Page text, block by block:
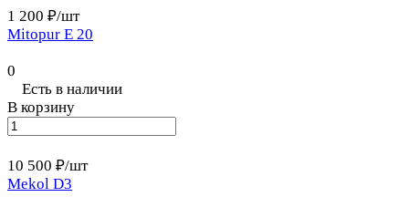
1 200 ₽/шт
Mitopur E 20
0
Есть в наличии
В корзину
10 500 ₽/шт
Mekol D3